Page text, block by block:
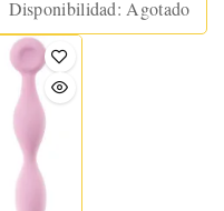
Disponibilidad: Agotado